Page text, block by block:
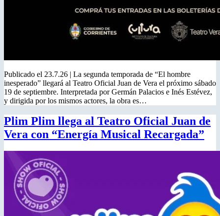
Publicado el 23.7.26 | La segunda temporada de “El hombre
inesperado” llegará al Teatro Oficial Juan de Vera el próximo sábado
19 de septiembre. Interpretada por Germán Palacios e Inés Estévez,
y dirigida por los mismos actores, la obra es…
Plim Plim llega al Teatro Oficial Juan de
Vera con “Energía Musical Recargada”